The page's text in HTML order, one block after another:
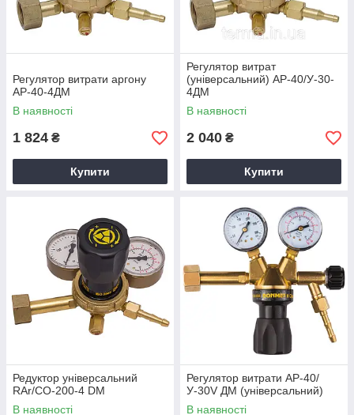
Регулятор витрати аргону
АР-40-4ДМ
В наявності
1 824 ₴
Купити
Регулятор витрат
(універсальний) АР-40/У-30-
4ДМ
В наявності
2 040 ₴
Купити
Редуктор універсальний
RAr/CO-200-4 DM
В наявності
Регулятор витрати АР-40/
У-30V ДМ (універсальний)
В наявності